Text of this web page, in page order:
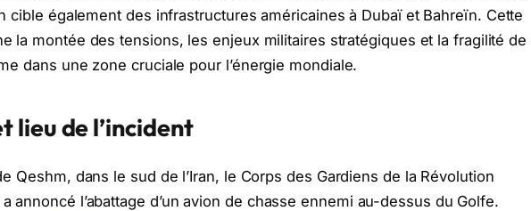
cible également des infrastructures américaines à Dubaï et Bahreïn. Cette
la montée des tensions, les enjeux militaires stratégiques et la fragilité de
dans une zone cruciale pour l’énergie mondiale.
lieu de l’incident
Qeshm, dans le sud de l’Iran, le Corps des Gardiens de la Révolution
annoncé l’abattage d’un avion de chasse ennemi au-dessus du Golfe.